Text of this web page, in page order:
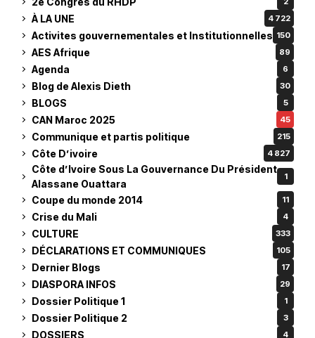
À LA UNE 4 722
Activites gouvernementales et Institutionnelles 150
AES Afrique 89
Agenda 6
Blog de Alexis Dieth 30
BLOGS 5
CAN Maroc 2025 45
Communique et partis politique 215
Côte D’ivoire 4 827
Côte d’Ivoire Sous La Gouvernance Du Président
Alassane Ouattara
1
Coupe du monde 2014 11
Crise du Mali 4
CULTURE 333
DÉCLARATIONS ET COMMUNIQUES 105
Dernier Blogs 17
DIASPORA INFOS 29
Dossier Politique 1 1
Dossier Politique 2 3
DOSSIERS 4